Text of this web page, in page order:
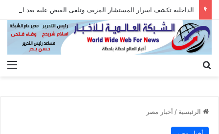
الرئيسية / أخبار مصر